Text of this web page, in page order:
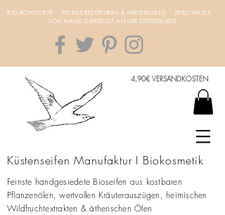
BIO-ROHSTOFFE EIGENE REZEPTUREN & HERSTELLUNG ZERO WASTE
VON HAND GEFERTIGT AN DER OSTSEEKÜSTE
4,90€ VERSANDKOSTEN
Küstenseifen Manufaktur I Biokosmetik
Feinste handgesiedete Bioseifen aus kostbaren
Pflanzenölen, wertvollen Kräuterauszügen, heimischen
Wildfruchtextrakten & ätherischen Ölen